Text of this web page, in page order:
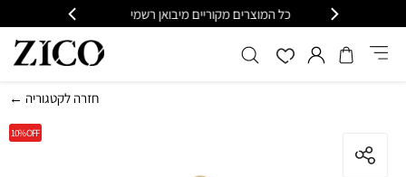
מיבואן רשמי משלוח מהיר עד הבית חינם בקנייה מעל 399
← חזרה לקטגוריה
10%OFF